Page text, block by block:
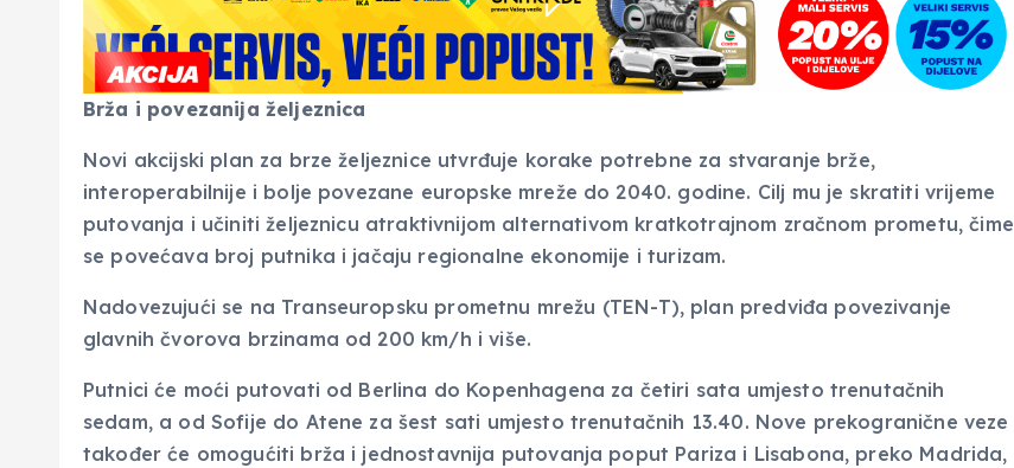
Brža i povezanija željeznica
Novi akcijski plan za brze željeznice utvrđuje korake potrebne za stvaranje brže,
interoperabilnije i bolje povezane europske mreže do 2040. godine. Cilj mu je skratiti vrijeme
putovanja i učiniti željeznicu atraktivnijom alternativom kratkotrajnom zračnom prometu, čime
se povećava broj putnika i jačaju regionalne ekonomije i turizam.
Nadovezujući se na Transeuropsku prometnu mrežu (TEN-T), plan predviđa povezivanje
glavnih čvorova brzinama od 200 km/h i više.
Putnici će moći putovati od Berlina do Kopenhagena za četiri sata umjesto trenutačnih
sedam, a od Sofije do Atene za šest sati umjesto trenutačnih 13.40. Nove prekogranične veze
također će omogućiti brža i jednostavnija putovanja poput Pariza i Lisabona, preko Madrida,